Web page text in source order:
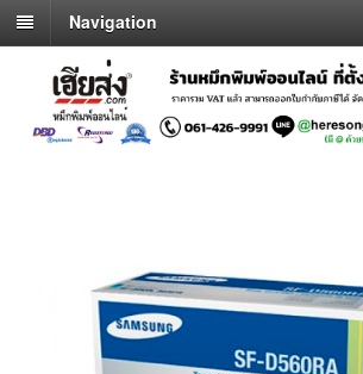
Navigation